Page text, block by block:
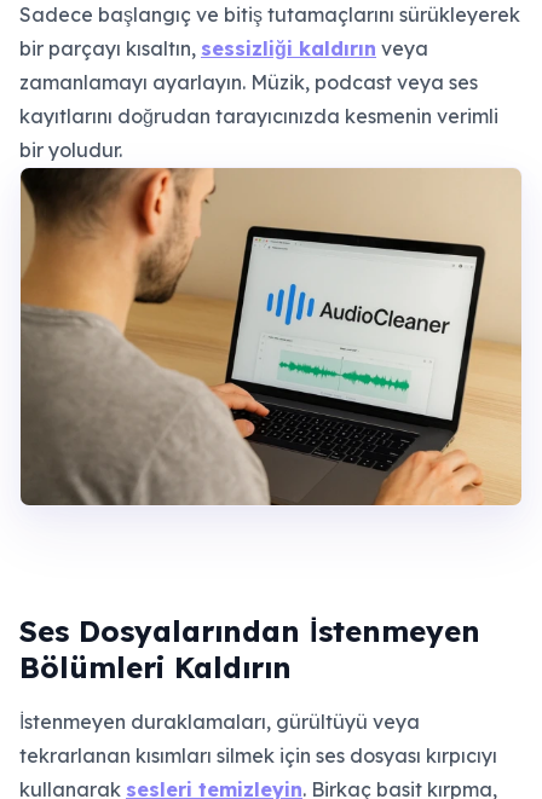
Sadece başlangıç ve bitiş tutamaçlarını sürükleyerek
bir parçayı kısaltın, sessizliği kaldırın veya
zamanlamayı ayarlayın. Müzik, podcast veya ses
kayıtlarını doğrudan tarayıcınızda kesmenin verimli
bir yoludur.
Ses Dosyalarından İstenmeyen
Bölümleri Kaldırın
İstenmeyen duraklamaları, gürültüyü veya
tekrarlanan kısımları silmek için ses dosyası kırpıcıyı
kullanarak sesleri temizleyin. Birkaç basit kırpma,